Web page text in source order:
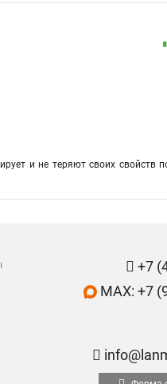
и не теряют своих свойств
+7
MAX: +7